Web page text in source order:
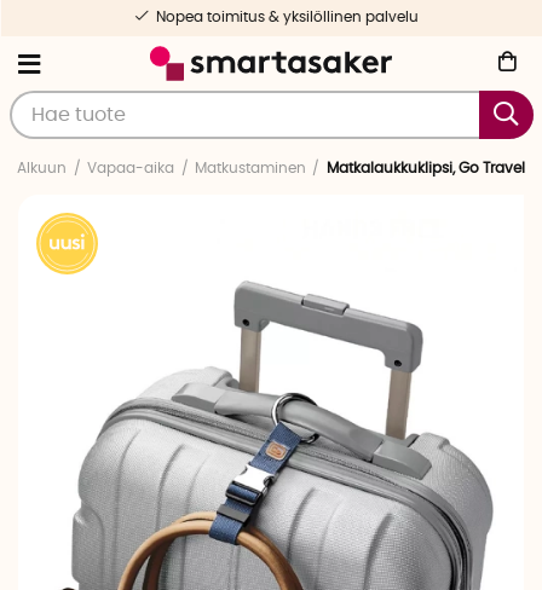
Nopea toimitus & yksilöllinen palvelu
Alkuun Vapaa-aika Matkustaminen Matkalaukkuklipsi, Go Travel